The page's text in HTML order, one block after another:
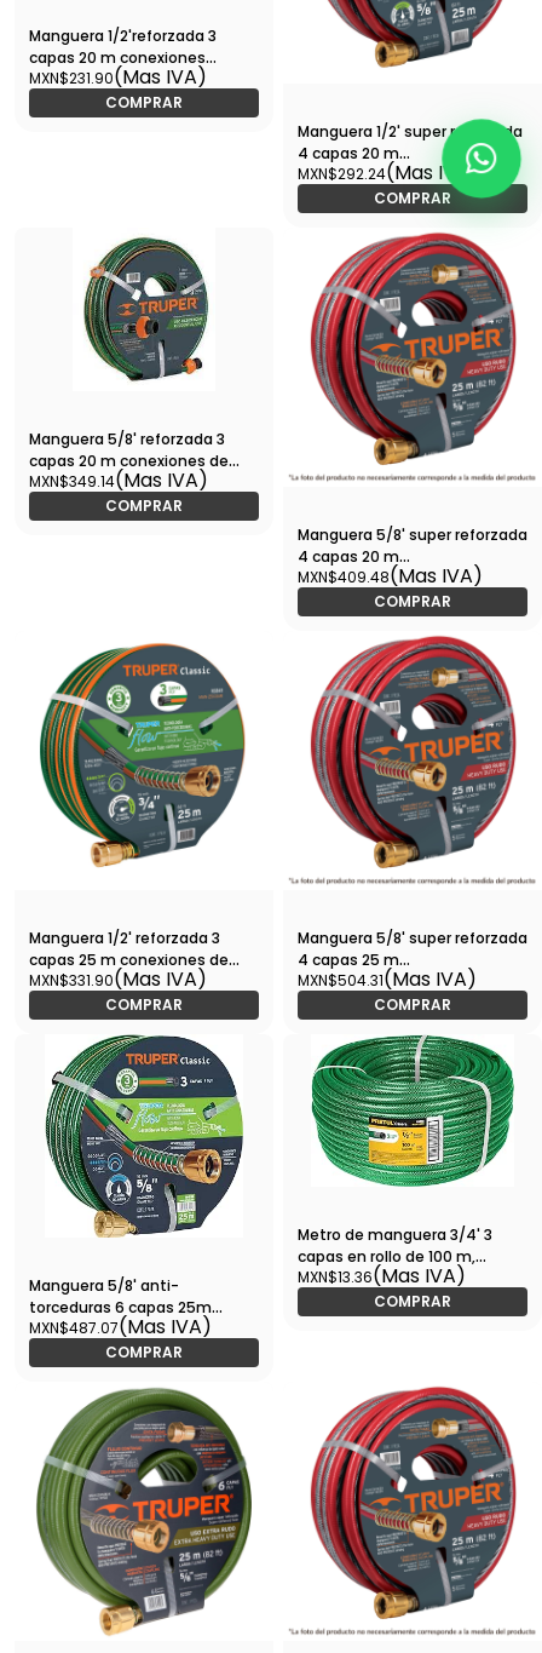
Manguera 1/2'reforzada 3
capas 20 m conexiones
plásticas-MAN-20X1/2RE /
MXN$231.90(Mas IVA)
COMPRAR
Manguera 1/2' super reforzada
4 capas 20 m
conexiones metal-MAN-
20x1/2X / 19792
MXN$292.24(Mas IVA)
COMPRAR
Manguera 5/8' reforzada 3
capas 20 m conexiones de
metal - 16037 - MAN-20X5/8R
- Caja con 5 Pieza – Master 0
MXN$349.14(Mas IVA)
COMPRAR
Manguera 5/8' super reforzada
4 capas 20 m
conexiones metal-MAN-
20X5/8X / 16035
MXN$409.48(Mas IVA)
COMPRAR
Manguera 1/2' reforzada 3
capas 25 m conexiones de
metal-MAN-25X1/2R / 16033
MXN$331.90(Mas IVA)
COMPRAR
Manguera 5/8' super reforzada
4 capas 25 m
conexiones metal-MAN-
25X5/8X / 16039
MXN$504.31(Mas IVA)
COMPRAR
Manguera 5/8' anti-
torceduras 6 capas 25m
conexiones d/metal-MAN-
25x5/8XX / 19702
MXN$487.07(Mas IVA)
COMPRAR
Metro de manguera 3/4' 3
capas en rollo de 100 m,
PRETUL-MAN-3/4PR / 20599
MXN$13.36(Mas IVA)
COMPRAR